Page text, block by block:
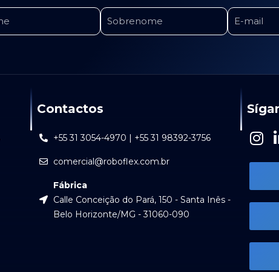
Contactos
+55 31 3054-4970 | +55 31 98392-3756
comercial@roboflex.com.br
Fábrica
Calle Conceição do Pará, 150 - Santa Inês -
Belo Horizonte/MG - 31060-090
I
s
a
r
a